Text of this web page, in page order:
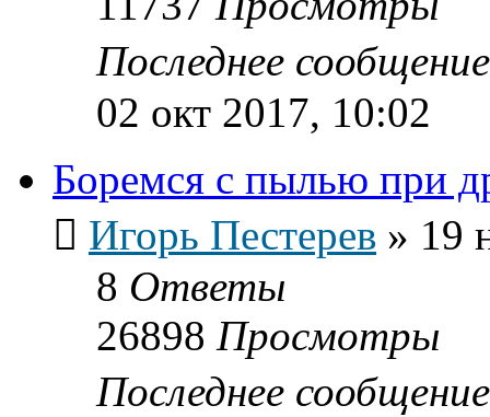
Последнее
02 окт 2017, 10:02
Боремся с пылью при
Игорь Пестерев » 19
8 Ответы
26898 Просмотры
Последнее